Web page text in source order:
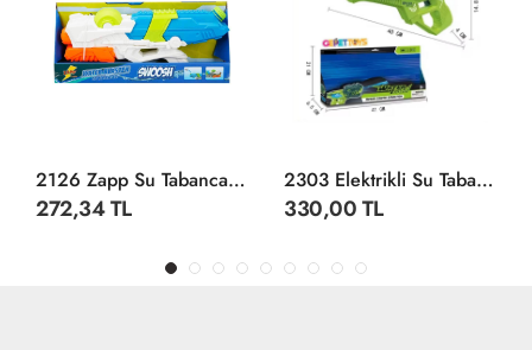
2126 Zapp Su Tabancası 41,5 Cm
272,34 TL
2303 Elektrikli Su Tabancası -Gepettoys
330,00 TL